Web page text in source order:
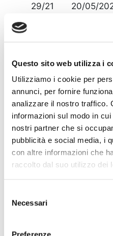
Questo sito web utilizza i
Utilizziamo i cookie per
annunci, per fornire
analizzare il nostro traffico.
informazioni sul modo in
nostri partner che si
pubblicità e social media, i
con altre informazioni che
raccolto dal suo utilizzo dei
delNecessari
Preferenze
29/21 20/05/
30/21 20/05/
31/21 20/05/